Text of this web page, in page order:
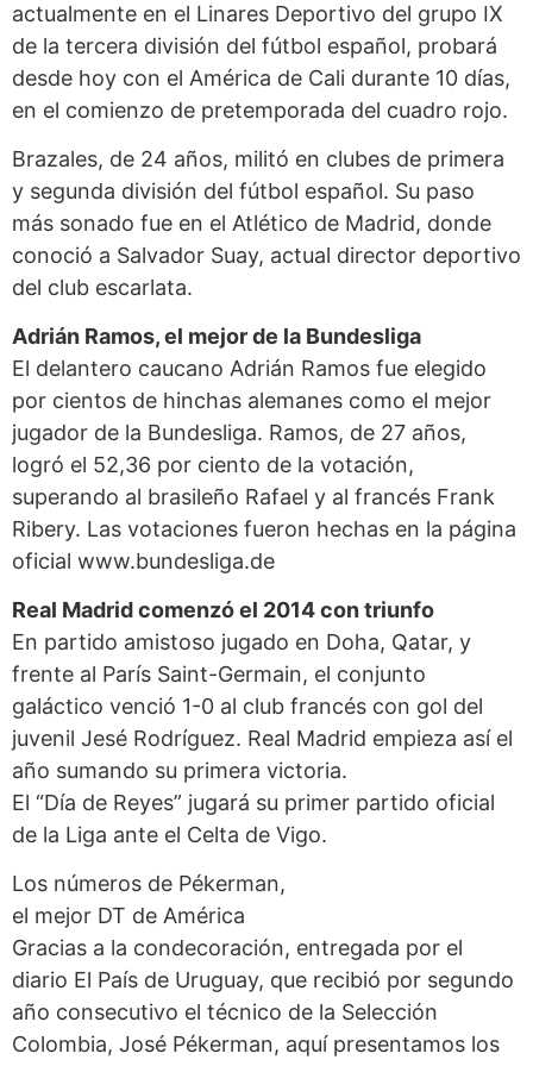
actualmente en el Linares Deportivo del grupo IX
de la tercera división del fútbol español, probará
desde hoy con el América de Cali durante 10 días,
en el comienzo de pretemporada del cuadro rojo.
Brazales, de 24 años, militó en clubes de primera
y segunda división del fútbol español. Su paso
más sonado fue en el Atlético de Madrid, donde
conoció a Salvador Suay, actual director deportivo
del club escarlata.
Adrián Ramos, el mejor de la Bundesliga
El delantero caucano Adrián Ramos fue elegido
por cientos de hinchas alemanes como el mejor
jugador de la Bundesliga. Ramos, de 27 años,
logró el 52,36 por ciento de la votación,
superando al brasileño Rafael y al francés Frank
Ribery. Las votaciones fueron hechas en la página
oficial www.bundesliga.de
Real Madrid comenzóel 2014 con triunfo
En partido amistoso jugado en Doha, Qatar, y
frente al París Saint-Germain, el conjunto
galáctico venció 1-0 al club francés con gol del
juvenil Jesé Rodríguez. Real Madrid empieza así el
año sumando su primera victoria.
El “Día de Reyes” jugará su primer partido oficial
de la Liga ante el Celta de Vigo.
Los números de Pékerman,
el mejor DT de América
Gracias a la condecoración, entregada por el
diario El País de Uruguay, que recibió por segundo
año consecutivo el técnico de la Selección
Colombia, José Pékerman, aquí presentamos los